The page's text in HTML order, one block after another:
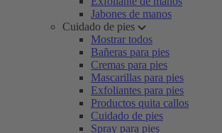
Jabones de manos
Cuidado de pies
Mostrar todos
Bañeras para pies
Cremas para pies
Mascarillas para pies
Exfoliantes para pies
Productos quita callos
Cuidado de pies
Spray para pies